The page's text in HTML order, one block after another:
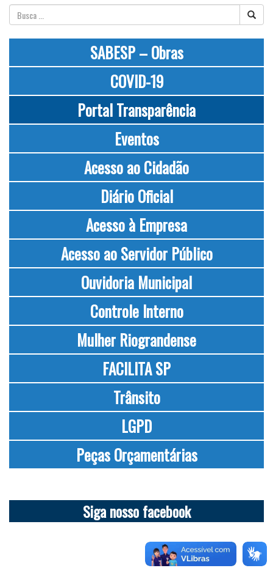
SABESP – Obras
COVID-19
Portal Transparência
Eventos
Acesso ao Cidadão
Diário Oficial
Acesso à Empresa
Acesso ao Servidor Público
Ouvidoria Municipal
Controle Interno
Mulher Riograndense
FACILITA SP
Trânsito
LGPD
Peças Orçamentárias
Siga nosso facebook